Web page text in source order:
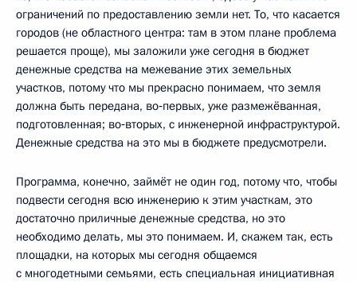
ограничений по предоставлению земли нет. То, что касается
городов (не областного центра: там в этом плане проблема
решается проще), мы заложили уже сегодня в бюджет
денежные средства на межевание этих земельных
участков, потому что мы прекрасно понимаем, что земля
должна быть передана, во‑первых, уже размежёванная,
подготовленная; во‑вторых, с инженерной инфраструктурой.
Денежные средства на это мы в бюджете предусмотрели.
Программа, конечно, займёт не один год, потому что, чтобы
подвести сегодня всю инженерию к этим участкам, это
достаточно приличные денежные средства, но это
необходимо делать, мы это понимаем. И, скажем так, есть
площадки, на которых мы сегодня общаемся
с многодетными семьями, есть специальная инициативная